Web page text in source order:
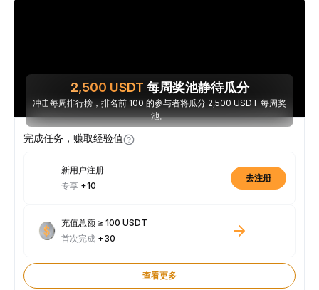
2,500 USDT 每周奖池静待瓜分
冲击每周排行榜，排名前 100 的参与者将瓜分 2,500 USDT 每周奖
池。
完成任务，赚取经验值
新用户注册
专享 +10
去注册
充值总额 ≥ 100 USDT
首次完成 +30
查看更多